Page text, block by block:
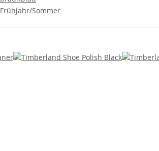
Frühjahr/Sommer